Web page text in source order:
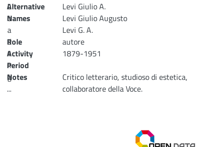
L
o
a
d
i
n
g
...
Alternative
Names
Levi Giulio A.
Levi Giulio Augusto
Levi G. A.
Role
autore
Activity
Period
1879-1951
Notes
Critico letterario, studioso di estetica,
collaboratore della Voce.